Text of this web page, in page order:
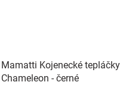
Mamatti Kojenecké tepláčky
Chameleon - černé